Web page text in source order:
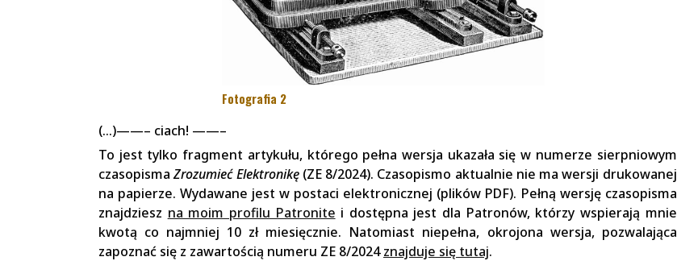
Fotografia 2
(…)——– ciach! ——–
To jest tylko fragment artykułu, którego pełna wersja ukazała się w numerze sierpniowym
czasopismaZrozumieć Elektronikę(ZE 8/2024). Czasopismo aktualnie nie ma wersji drukowanej
na papierze. Wydawane jest w postaci elektronicznej (plików PDF). Pełną wersję czasopisma
znajdziesz na moim profilu Patronite i dostępna jest dla Patronów, którzy wspierają mnie
kwotą co najmniej 10 zł miesięcznie. Natomiast niepełna, okrojona wersja, pozwalająca
zapoznać się z zawartością numeru ZE 8/2024znajduje się tutaj.